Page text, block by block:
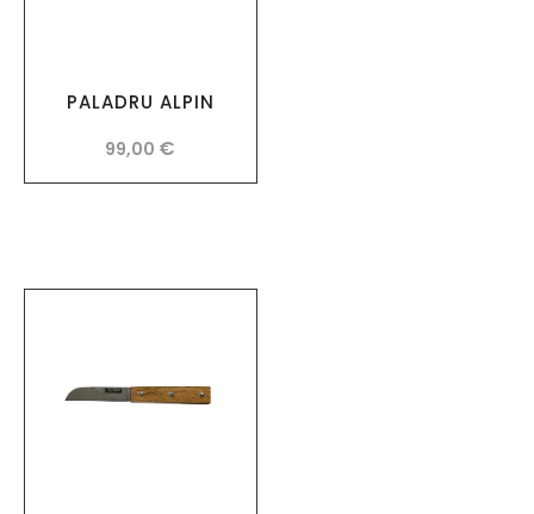
PALADRU ALPIN
99,00 €